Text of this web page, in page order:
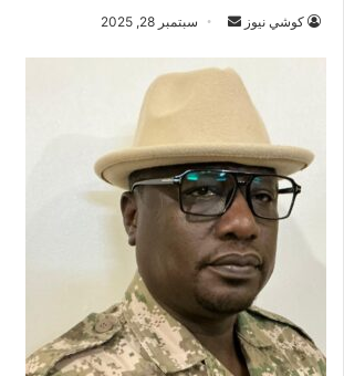
كوشي نيوز
س
ر
ي
د
ا
إ
ل
ك
ر
سبتمبر 28, 2025